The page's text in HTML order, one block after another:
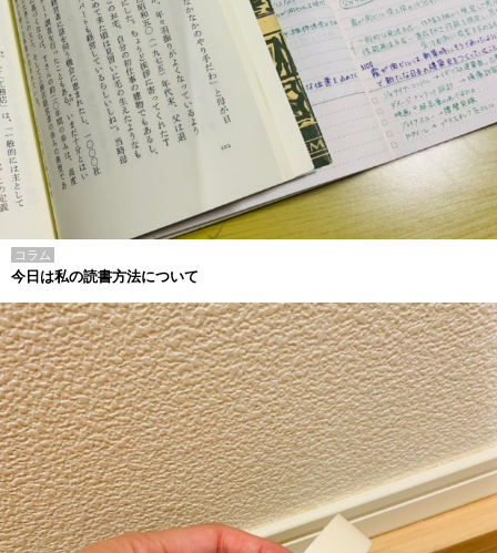
コラム
今日は私の読書方法について